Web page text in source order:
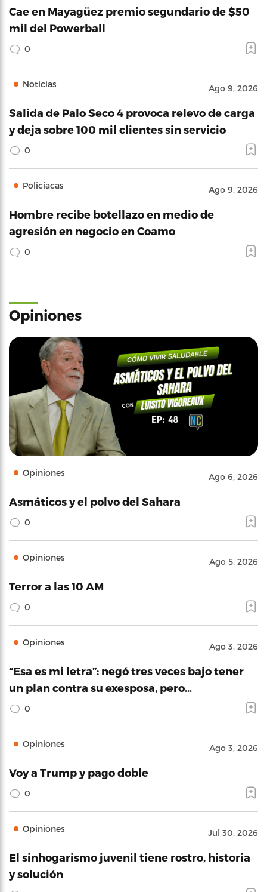
Cae en Mayagüez premio segundario de $50
mil del Powerball
0
Noticias Ago 9, 2026
Salida de Palo Seco 4 provoca relevo de carga
y deja sobre 100 mil clientes sin servicio
0
Policíacas Ago 9, 2026
Hombre recibe botellazo en medio de
agresión en negocio en Coamo
0
Opiniones
Opiniones Ago 6, 2026
Asmáticos y el polvo del Sahara
0
Opiniones Ago 5, 2026
Terror a las 10 AM
0
Opiniones Ago 3, 2026
“Esa es mi letra”: negó tres veces bajo tener
un plan contra su exesposa, pero…
0
Opiniones Ago 3, 2026
Voy a Trump y pago doble
0
Opiniones Jul 30, 2026
El sinhogarismo juvenil tiene rostro, historia
y solución